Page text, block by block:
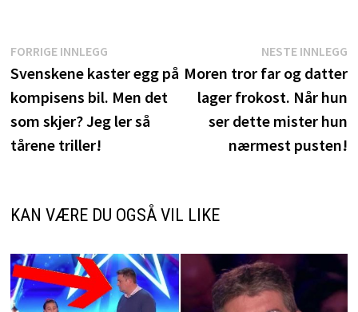
Innleggsnavigasjon
FORRIGE INNLEGGForrige
innlegg:
Svenskene kaster egg på
kompisens bil. Men det
som skjer? Jeg ler så
tårene triller!
NESTE INNLEGG
Moren tror far og datter
lager frokost. Når hun
ser dette mister hun
nærmest pusten!
KAN VÆRE DU OGSÅ VIL LIKE